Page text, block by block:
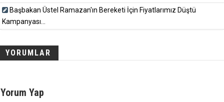
Başbakan Üstel Ramazan'ın Bereketi İçin Fiyatlarımız Düştü
Kampanyası...
YORUMLAR
Yorum Yap